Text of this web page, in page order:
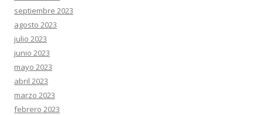
septiembre 2023
agosto 2023
julio 2023
junio 2023
mayo 2023
abril 2023
marzo 2023
febrero 2023